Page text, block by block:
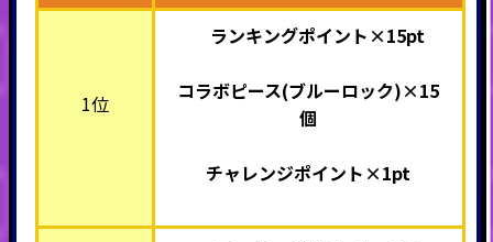
1位
ランキングポイント×15pt
コラボピース(ブルーロック)×15
個
チャレンジポイント×1pt